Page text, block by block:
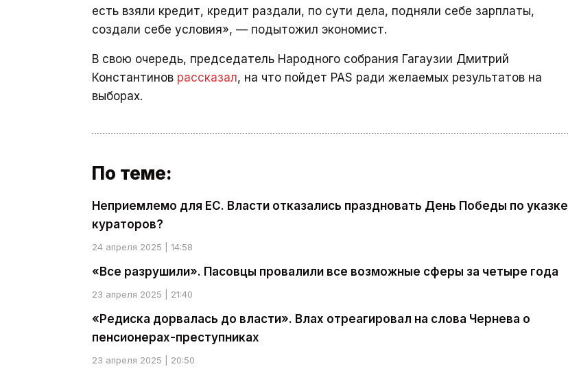
есть взяли кредит, кредит раздали, по сути дела, подняли себе зарплаты,
создали себе условия», — подытожил экономист.
В свою очередь, председатель Народного собрания Гагаузии Дмитрий
Константинов рассказал, на что пойдет PAS ради желаемых результатов на
выборах.
По теме:
Неприемлемо для ЕС. Власти отказались праздновать День Победы по указке
кураторов?
24 апреля 2025 | 14:58
«Все разрушили». Пасовцы провалили все возможные сферы за четыре года
23 апреля 2025 | 21:40
«Редиска дорвалась до власти». Влах отреагировал на слова Чернева о
пенсионерах-преступниках
23 апреля 2025 | 20:50